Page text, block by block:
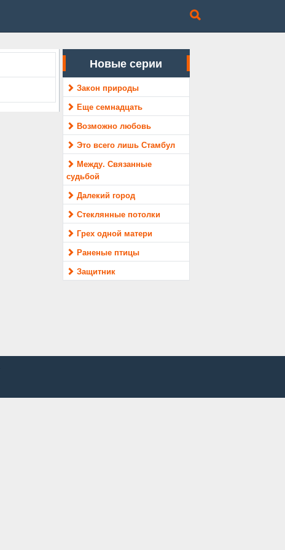
Новые серии
Закон природы
Еще семнадцать
Возможно любовь
Это всего лишь Стамбул
Между. Связанные
судьбой
Далекий город
Стеклянные потолки
Грех одной матери
Раненые птицы
Защитник